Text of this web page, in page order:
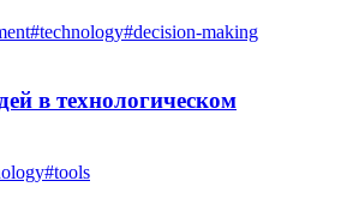
#technology#decision-making
в технологическом
#tools